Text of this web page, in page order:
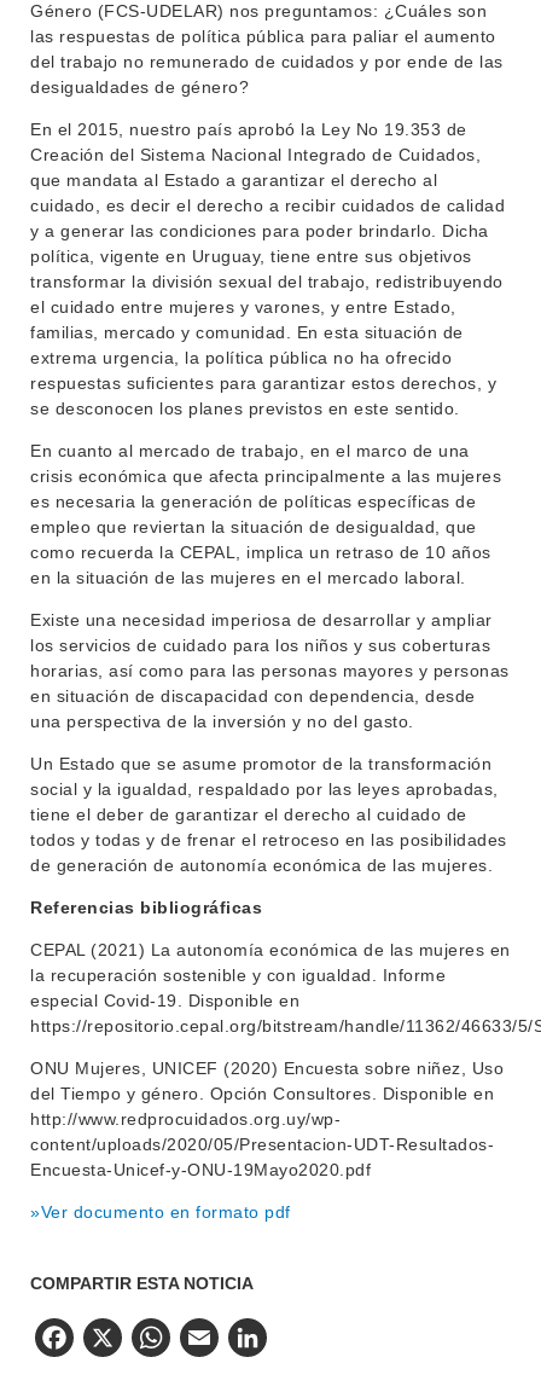
Género (FCS-UDELAR) nos preguntamos: ¿Cuáles son
las respuestas de política pública para paliar el aumento
del trabajo no remunerado de cuidados y por ende de las
desigualdades de género?
En el 2015, nuestro país aprobó la Ley No 19.353 de
Creación del Sistema Nacional Integrado de Cuidados,
que mandata al Estado a garantizar el derecho al
cuidado, es decir el derecho a recibir cuidados de calidad
y a generar las condiciones para poder brindarlo. Dicha
política, vigente en Uruguay, tiene entre sus objetivos
transformar la división sexual del trabajo, redistribuyendo
el cuidado entre mujeres y varones, y entre Estado,
familias, mercado y comunidad. En esta situación de
extrema urgencia, la política pública no ha ofrecido
respuestas suficientes para garantizar estos derechos, y
se desconocen los planes previstos en este sentido.
En cuanto al mercado de trabajo, en el marco de una
crisis económica que afecta principalmente a las mujeres
es necesaria la generación de políticas específicas de
empleo que reviertan la situación de desigualdad, que
como recuerda la CEPAL, implica un retraso de 10 años
en la situación de las mujeres en el mercado laboral.
Existe una necesidad imperiosa de desarrollar y ampliar
los servicios de cuidado para los niños y sus coberturas
horarias, así como para las personas mayores y personas
en situación de discapacidad con dependencia, desde
una perspectiva de la inversión y no del gasto.
Un Estado que se asume promotor de la transformación
social y la igualdad, respaldado por las leyes aprobadas,
tiene el deber de garantizar el derecho al cuidado de
todos y todas y de frenar el retroceso en las posibilidades
de generación de autonomía económica de las mujeres.
Referencias bibliográficas
CEPAL (2021) La autonomía económica de las mujeres en
la recuperación sostenible y con igualdad. Informe
especial Covid-19. Disponible en
https://repositorio.cepal.org/bitstream/handle/11362/46633/5/
ONU Mujeres, UNICEF (2020) Encuesta sobre niñez, Uso
del Tiempo y género. Opción Consultores. Disponible en
http://www.redprocuidados.org.uy/wp-
content/uploads/2020/05/Presentacion-UDT-Resultados-
Encuesta-Unicef-y-ONU-19Mayo2020.pdf
»Ver documento en formato pdf
COMPARTIR ESTA NOTICIA
Facebook
X WhatsApp
Email